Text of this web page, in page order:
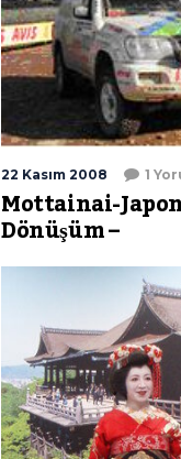
22 Kasım 2008 1
Mottainai-
Dönüşüm –